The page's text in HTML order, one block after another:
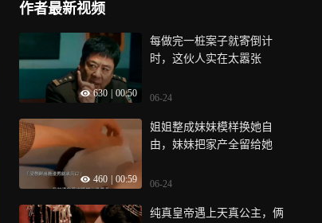
作者最新视频
630 00:50
每做完一桩案子就寄倒计
时，这伙人实在太嚣张
06-24
460 00:59
姐姐整成妹妹模样换她自
由，妹妹把家产全留给她
06-24
纯真皇帝遇上天真公主，俩